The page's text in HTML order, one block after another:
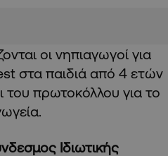
οι νηπιαγωγοί για
στα παιδιά από 4 ετών
του πρωτοκόλλου για το
Ιδιωτικής